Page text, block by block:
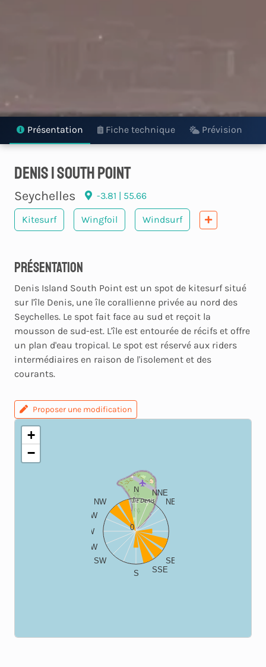
Présentation Fiche technique Prévision
Denis | South Point
Seychelles -3.81 | 55.66
Kitesurf Wingfoil Windsurf
Présentation
Denis Island South Point est un spot de kitesurf situé
sur l'île Denis, une île corallienne privée au nord des
Seychelles. Le spot fait face au sud et reçoit la
mousson de sud-est. L'île est entourée de récifs et offre
un plan d'eau tropical. Le spot est réservé aux riders
intermédiaires en raison de l'isolement et des
courants.
Proposer une modification
N
NNE
NE
SE
SSE
S
SW
WSW
W
WNW
NW
0
+
−